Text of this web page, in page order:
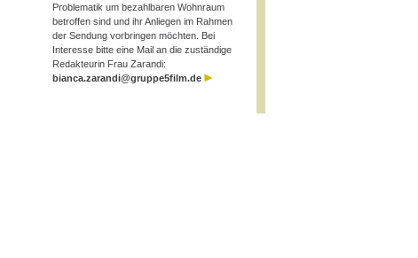
Problematik um bezahlbaren Wohnraum
betroffen sind und ihr Anliegen im Rahmen
der Sendung vorbringen möchten. Bei
Interesse bitte eine Mail an die zuständige
Redakteurin Frau Zarandi:
bianca.zarandi@gruppe5film.de